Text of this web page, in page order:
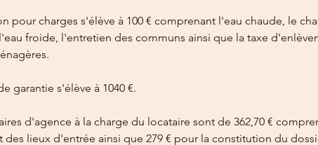
pour charges s'élève à 100 € comprenant l'eau chaude, le
froide, l'entretien des communs ainsi que la taxe
garantie s'élève à 1040 €.
d'agence à la charge du locataire sont de 362,70 €
des lieux d'entrée ainsi que 279 € pour la constitution du